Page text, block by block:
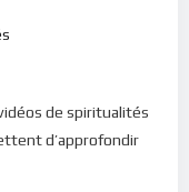
de spiritualités
d’approfondir